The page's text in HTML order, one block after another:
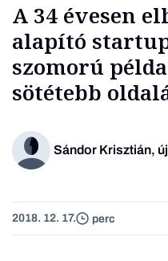
A 34 évesen
alapító
szomorú
sötétebb
Sándor Krisztián,
2018. 12. 17. perc